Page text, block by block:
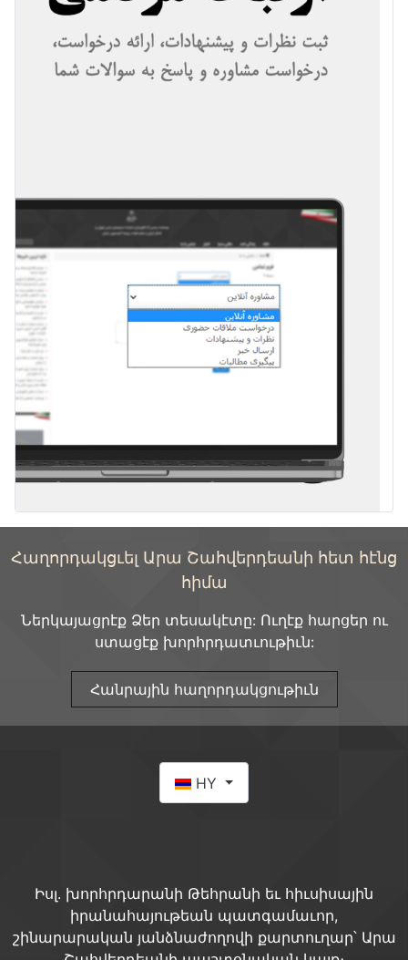
Հաղորդակցւել Արա Շահվերդեանի հետ հէնց
հիմա
Ներկայացրէք Ձեր տեսակէտը: Ուղէք հարցեր ու
ստացէք խորհրդատւութիւն:
Հանրային հաղորդակցութիւն
HY
Իսլ. խորհրդարանի Թեհրանի եւ հիւսիսային
իրանահայութեան պատգամաւոր,
շինարարական յանձնաժողովի քարտուղար՝ Արա